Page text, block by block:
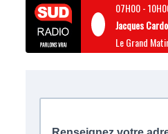
07H00-
Jacques
Le Grand